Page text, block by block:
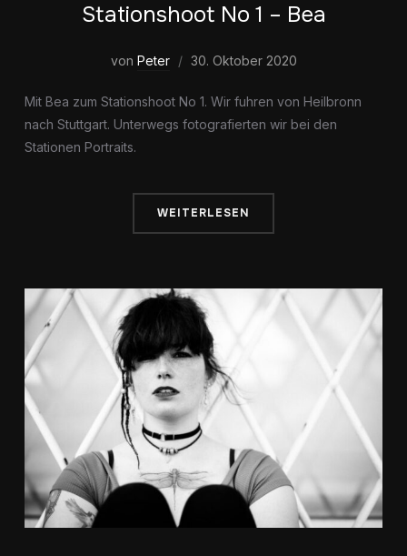
Stationshoot No 1 – Bea
von Peter 30. Oktober 2020
Mit Bea zum Stationshoot No 1. Wir fuhren von Heilbronn
nach Stuttgart. Unterwegs fotografierten wir bei den
Stationen Portraits.
WEITERLESEN